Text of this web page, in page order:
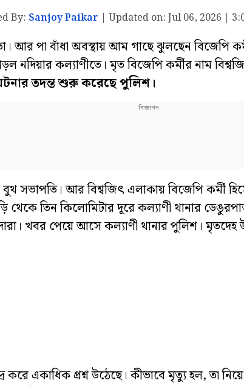
By: Sanjoy Paikar | Updated on: Jul 06, 2026 |
আর পা বাঁধা অবস্থায় আম গাছে ঝুলছেন বিজেপি
নদিয়ার কল্যাণীতে। মৃত বিজেপি কর্মীর নাম
তদন্ত শুরু করেছে পুলিশ।
বুথ সভাপতি। আর বিশ্বজিৎ এলাকায় বিজেপি কর্মী
থেকে তিন কিলোমিটার দূরে কল্যাণী থানার
খবর পেয়ে আসে কল্যাণী থানার পুলিশ। মৃতদেহ
করে একাধিক প্রশ্ন উঠেছে। কীভাবে মৃত্যু হল, তা